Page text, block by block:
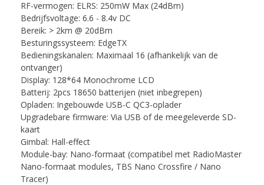
RF-vermogen: ELRS: 250mW Max (24dBm)
Bedrijfsvoltage: 6.6 - 8.4v DC
Bereik: > 2km @ 20dBm
Besturingssysteem: EdgeTX
Bedieningskanalen: Maximaal 16 (afhankelijk van de
ontvanger)
Display: 128*64 Monochrome LCD
Batterij: 2pcs 18650 batterijen (niet inbegrepen)
Opladen: Ingebouwde USB-C QC3-oplader
Upgradebare firmware: Via USB of de meegeleverde SD-
kaart
Gimbal: Hall-effect
Module-bay: Nano-formaat (compatibel met RadioMaster
Nano-formaat modules, TBS Nano Crossfire / Nano
Tracer)